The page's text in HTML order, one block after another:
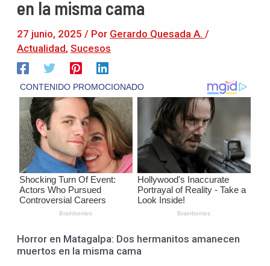
en la misma cama
27 junio, 2025 / Por Gerardo Quesada A. /
Actualidad, Sucesos
Horror en Matagalpa: Dos hermanitos amanecen
muertos en la misma cama